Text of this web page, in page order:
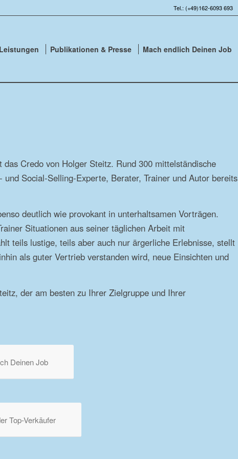
Tel.: (+49)162-6093 693
Leistungen Publikationen & Presse Mach endlich Deinen Job
das Credo von Holger Steitz. Rund 300 mittelständische
Social-Selling-Experte, Berater, Trainer und Autor bereits
deutlich wie provokant in unterhaltsamen Vorträgen.
Situationen aus seiner täglichen Arbeit mit
teils lustige, teils aber auch nur ärgerliche Erlebnisse, stellt
als guter Vertrieb verstanden wird, neue Einsichten und
der am besten zu Ihrer Zielgruppe und Ihrer
Deinen Job
Top-Verkäufer